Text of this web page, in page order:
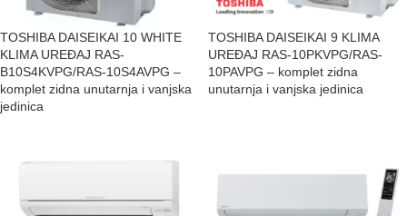
TOSHIBA DAISEIKAI 10 WHITE
KLIMA UREĐAJ RAS-
B10S4KVPG/RAS-10S4AVPG –
komplet zidna unutarnja i vanjska
jedinica
TOSHIBA DAISEIKAI 9 KLIMA
UREĐAJ RAS-10PKVPG/RAS-
10PAVPG – komplet zidna
unutarnja i vanjska jedinica